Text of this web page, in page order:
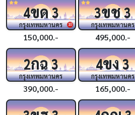
10
4ขด3
กรุงเทพมหานคร
150,000.-
3ขช3
กรุงเทพมหานคร
495,000.-
2กฉ3
กรุงเทพมหานคร
390,000.-
4ขง3
กรุงเทพมหานคร
165,000.-